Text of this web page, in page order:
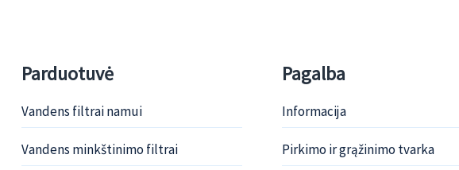
Parduotuvė
Vandens filtrai namui
Vandens minkštinimo filtrai
Pagalba
Informacija
Pirkimo ir grąžinimo tvarka